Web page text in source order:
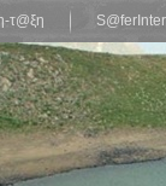
τ@ξη